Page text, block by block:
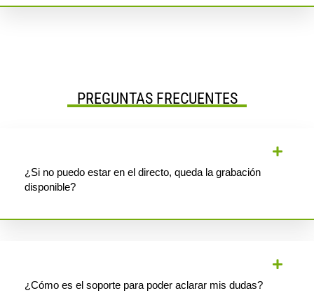
PREGUNTAS FRECUENTES
¿Si no puedo estar en el directo, queda la grabación
disponible?
¿Cómo es el soporte para poder aclarar mis dudas?